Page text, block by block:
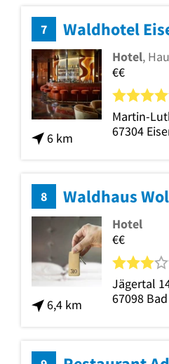
7 Waldhotel
6 km
Hotel,
€€
Martin-
67304
8 Waldhaus
6,4 km
Hotel
€€
Jägertal
67098